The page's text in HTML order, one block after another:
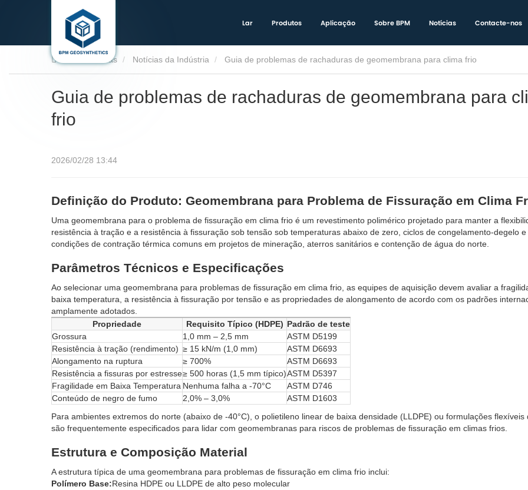
Lar Produtos Aplicação Sobre BPM Notícias Contacte-nos
Notícias Notícias da Indústria Guia de problemas de rachaduras de geomembrana para clima frio
Guia de problemas de rachaduras de geomembrana para
frio
2026/02/28 13:44
Definição do Produto: Geomembrana para Problema de Fissuração em Clima
Uma geomembrana para o problema de fissuração em clima frio é um revestimento polimérico projetado para manter a
resistência à tração e a resistência à fissuração sob tensão sob temperaturas abaixo de zero, ciclos de congelamento-degelo e
condições de contração térmica comuns em projetos de mineração, aterros sanitários e contenção de água do norte.
Parâmetros Técnicos e Especificações
Ao selecionar uma geomembrana para problemas de fissuração em clima frio, as equipes de aquisição devem avaliar a
baixa temperatura, a resistência à fissuração por tensão e as propriedades de alongamento de acordo com os padrões
amplamente adotados.
Propriedade
Requisito Típico (HDPE) Padrão de teste
Grossura
1,0 mm – 2,5 mm
ASTM D5199
Resistência à tração (rendimento) ≥ 15 kN/m (1,0 mm)
ASTM D6693
Alongamento na ruptura
≥ 700%
ASTM D6693
Resistência a fissuras por estresse≥ 500 horas (1,5 mm típico)ASTM D5397
Fragilidade em Baixa Temperatura Nenhuma falha a -70°C
ASTM D746
Conteúdo de negro de fumo
2,0% – 3,0%
ASTM D1603
Para ambientes extremos do norte (abaixo de -40°C), o polietileno linear de baixa densidade (LLDPE) ou formulações flexíveis
são frequentemente especificados para lidar com geomembranas para riscos de problemas de fissuração em climas frios.
Estrutura e Composição Material
A estrutura típica de uma geomembrana para problemas de fissuração em clima frio inclui:
Polímero Base:Resina HDPE ou LLDPE de alto peso molecular